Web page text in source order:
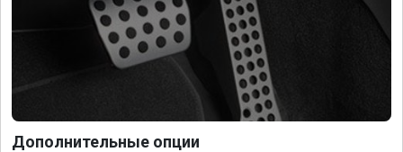
Дополнительные опции